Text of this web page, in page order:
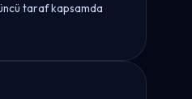
taraf kapsamda